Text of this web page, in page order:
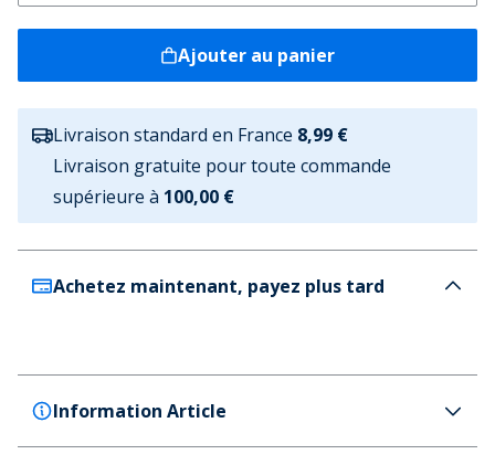
Ajouter au panier
Livraison standard en France 8,99 €
Livraison gratuite pour toute commande
supérieure à 100,00 €
Achetez maintenant, payez plus tard
Information Article